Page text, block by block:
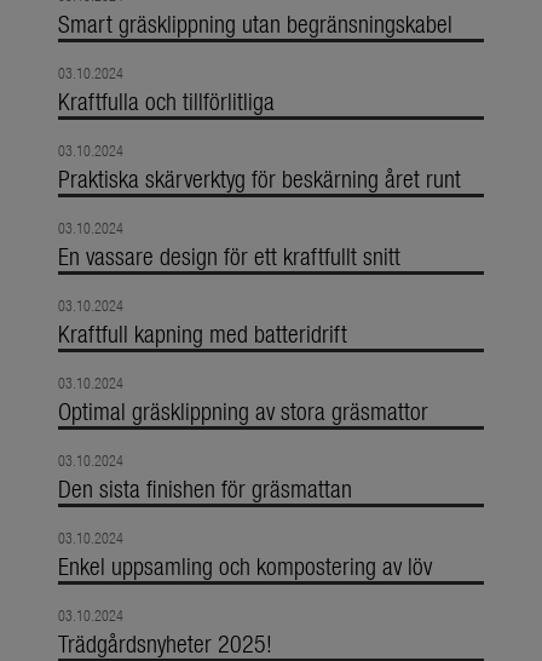
Smart gräsklippning utan begränsningskabel
03.10.2024
Kraftfulla och tillförlitliga
03.10.2024
Praktiska skärverktyg för beskärning året runt
03.10.2024
En vassare design för ett kraftfullt snitt
03.10.2024
Kraftfull kapning med batteridrift
03.10.2024
Optimal gräsklippning av stora gräsmattor
03.10.2024
Den sista finishen för gräsmattan
03.10.2024
Enkel uppsamling och kompostering av löv
03.10.2024
Trädgårdsnyheter 2025!